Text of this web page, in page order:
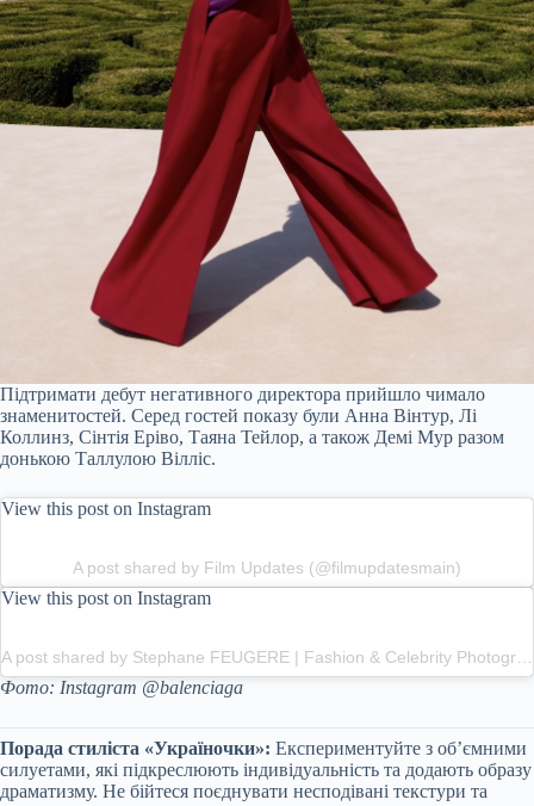
Підтримати дебут негативного директора прийшло чимало
знаменитостей. Серед гостей показу були Анна Вінтур, Лі
Коллинз, Сінтія Еріво, Таяна Тейлор, а також Демі Мур разом
донькою Таллулою Вілліс.
View this post on Instagram
A post shared by Film Updates (@filmupdatesmain)
View this post on Instagram
Фото: Instagram @balenciaga
Порада стиліста «Україночки»: Експериментуйте з об’ємними
силуетами, які підкреслюють індивідуальність та додають образу
драматизму. Не бійтеся поєднувати несподівані текстури та